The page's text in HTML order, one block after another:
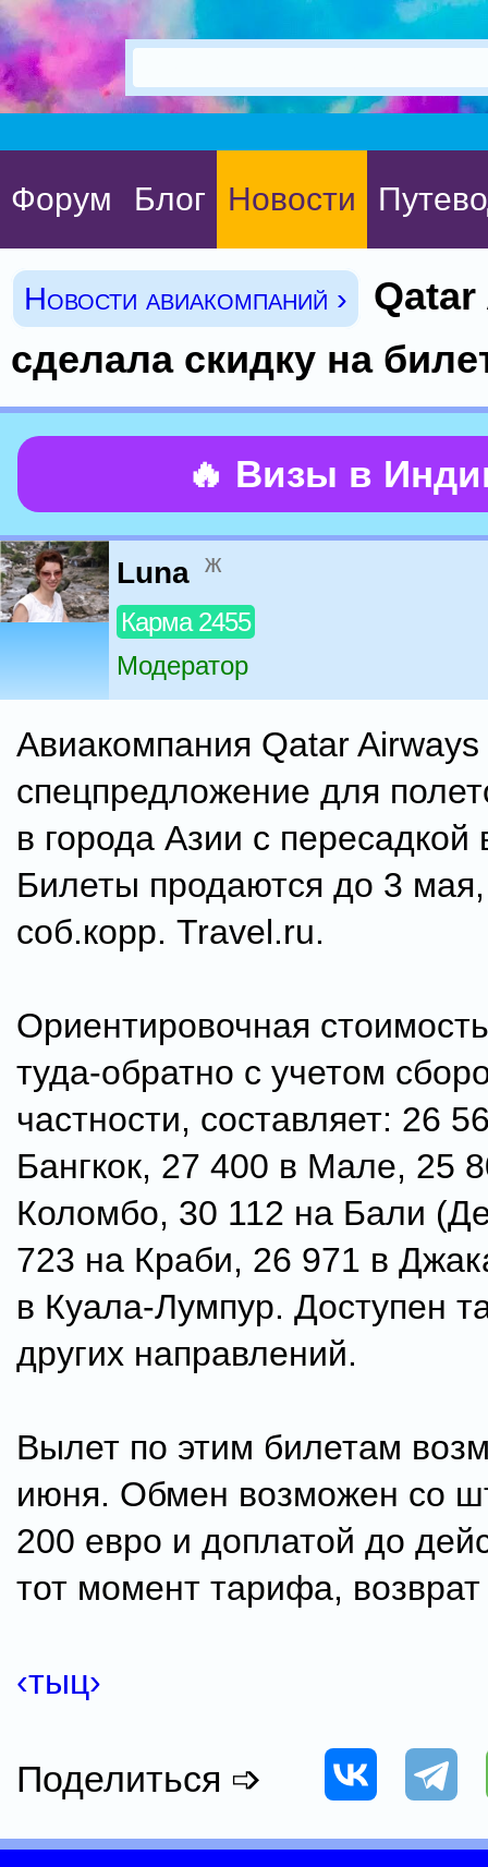
Форум Блог Новости
Новости авиакомпаний ›
сделала скидку на
🔥 Визы в
Luna ж
Карма 2455
Модератор
Авиакомпания Qatar Airways
спецпредложение для
в города Азии с пересадкой
Билеты продаются до 3
соб.корр. Travel.ru.
Ориентировочная
туда-обратно с учетом
частности, составляет: 26
Бангкок, 27 400 в Мале, 25
Коломбо, 30 112 на Бали
723 на Краби, 26 971 в
в Куала-Лумпур. Доступен
других направлений.
Вылет по этим билетам
июня. Обмен возможен со
200 евро и доплатой до
тот момент тарифа,
‹тыц›
Поделиться ➩